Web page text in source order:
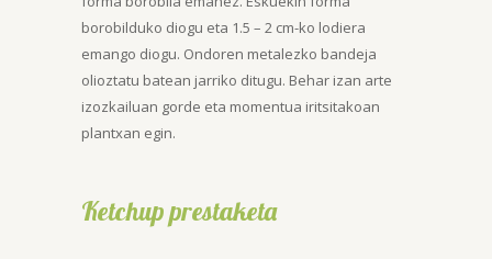
borobilduko diogu eta 1.5 – 2 cm-ko lodiera
emango diogu. Ondoren metalezko bandeja
olioztatu batean jarriko ditugu. Behar izan arte
izozkailuan gorde eta momentua iritsitakoan
plantxan egin.
Ketchup prestaketa